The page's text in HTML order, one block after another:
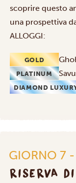
scoprire questo
una prospettiva
ALLOGGI:
GOLD
PLATINUM
DIAMOND
GIORNO 7
RISERVA